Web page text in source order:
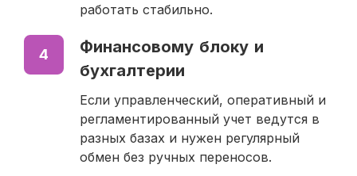
работать стабильно.
4
Финансовому блоку и
бухгалтерии
Если управленческий, оперативный и
регламентированный учет ведутся в
разных базах и нужен регулярный
обмен без ручных переносов.